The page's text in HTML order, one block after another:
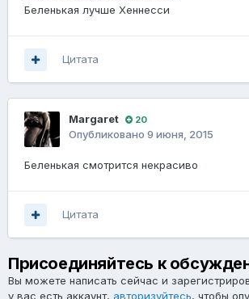
Беленькая лучше Хеннесси
Цитата
Margaret 20
Опубликовано 9 июня, 2015
Беленькая смотрится некрасиво
Цитата
Присоединяйтесь к
Вы можете написать сейчас и
у вас есть аккаунт, авторизуйтесь, чтобы